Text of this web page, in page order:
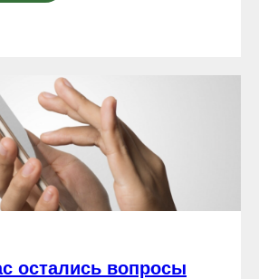
остались вопросы